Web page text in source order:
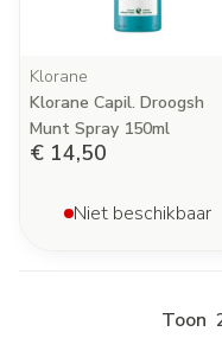
Klorane
Klorane Capil. Droogsh
Munt Spray 150ml
€ 14,50
Niet beschikbaar
Toon